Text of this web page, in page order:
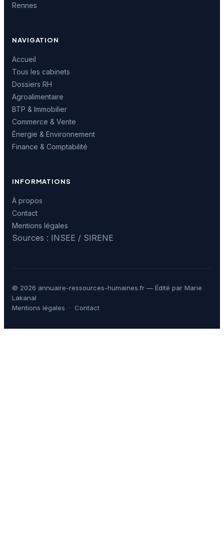
Rennes
NAVIGATION
Accueil
Tous les cabinets
Dossiers RH
Agroalimentaire
BTP & Immobilier
Commerce & Vente
Énergie & Environnement
Finance & Comptabilité
INFORMATIONS
À propos
Contact
Mentions légales
Sources : INSEE / SIRENE
© 2026 annuaire-ressources-humaines.fr — Édité par Marie
Lakanal
Mentions légales · Contact